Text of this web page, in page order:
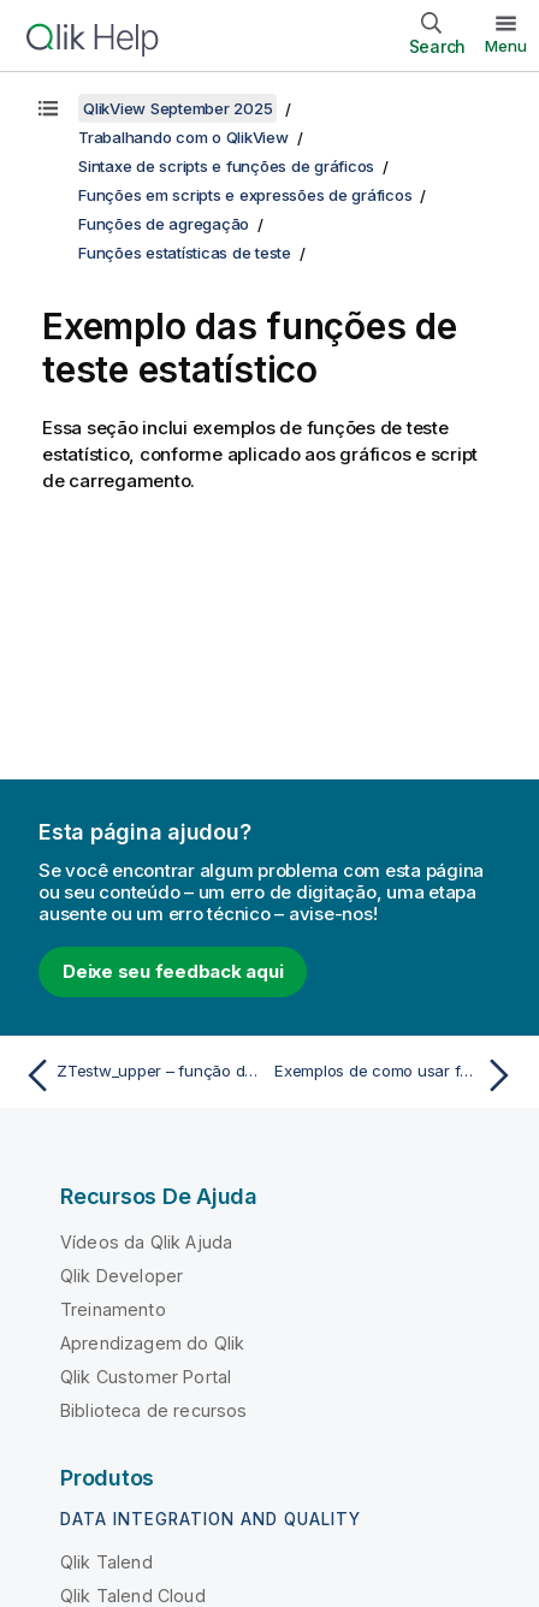
Search Menu
QlikView September 2025
Trabalhando com o QlikView
Sintaxe de scripts e funções de gráficos
Funções em scripts e expressões de gráficos
Funções de agregação
Funções estatísticas de teste
Exemplo das funções de
teste estatístico
Essa seção inclui exemplos de funções de teste
estatístico, conforme aplicado aos gráficos e script
de carregamento.
Esta página ajudou?
Se você encontrar algum problema com esta página
ou seu conteúdo – um erro de digitação, uma etapa
ausente ou um erro técnico – avise-nos!
Deixe seu feedback aqui
ZTestw_upper – função de script e gráfico Exemplos de como usar funções chi2-test em gráficos
Recursos De Ajuda
Vídeos da Qlik Ajuda
Qlik Developer
Treinamento
Aprendizagem do Qlik
Qlik Customer Portal
Biblioteca de recursos
Produtos
DATA INTEGRATION AND QUALITY
Qlik Talend
Qlik Talend Cloud